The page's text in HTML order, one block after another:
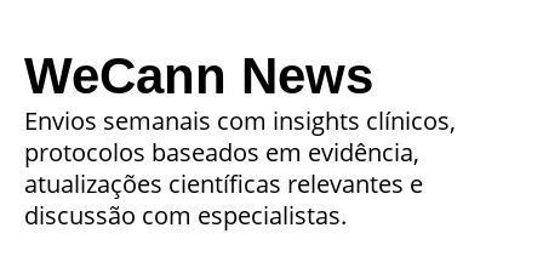
WeCann News
Envios semanais com insights clínicos,
protocolos baseados em evidência,
atualizações científicas relevantes e
discussão com especialistas.